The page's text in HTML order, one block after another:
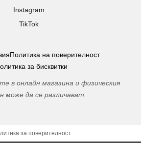
Instagram
TikTok
Политика на поверителност
за бисквитки
в онлайн магазина и физическия
може да се различават.
за поверителност